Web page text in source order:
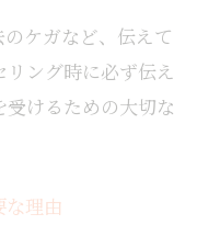
ケガなど、伝えて
ング時に必ず伝え
けるための大切な
な理由